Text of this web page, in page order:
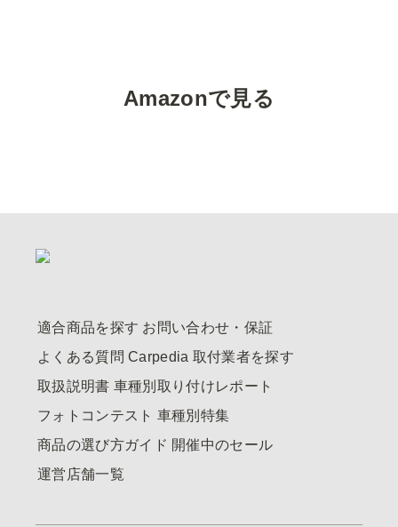
Amazonで見る
適合商品を探す お問い合わせ・保証
よくある質問 Carpedia 取付業者を探す
取扱説明書 車種別取り付けレポート
フォトコンテスト 車種別特集
商品の選び方ガイド 開催中のセール
運営店舗一覧